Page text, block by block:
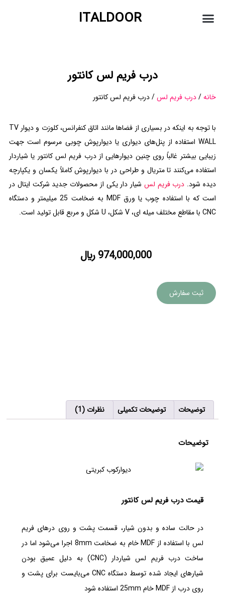
ITALDOOR
درب فریم لس کانتور
خانه/درب فریم لس/ درب فریم لس کانتور
با توجه به اینکه در بسیاری از فضاها مانند اتاق کنفرانس، کلوزت و دیوار TV
WALL استفاده از پنل‌های دیواری یا دیوارپوش چوبی مرسوم است جهت
زیبایی بیشتر غالباً روی چنین دیوارهایی از درب فریم لس کانتور یا شیاردار
استفاده می‌کنند تا متریال و طراحی در با دیوارپوش کاملاً یکسان و یکپارچه
دیده شود. درب فریم لس شیار دار یکی از محصولات جدید شرکت ایتال در
است که با استفاده چوب یا ورق MDF به ضخامت 25 میلیمتر و دستگاه
CNC با مقاطع مختلف میله ای، V شکل، U شکل و مربع قابل تولید است.
974,000,000 ﷼
ثبت سفارش
توضیحات توضیحات تکمیلی نظرات (1)
توضیحات
قیمت درب فریم لس کانتور
در حالت ساده و بدون شیار، قسمت پشت و روی درهای فریم
لس با استفاده از MDF خام به ضخامت 8mm اجرا می‌شود اما در
ساخت درب فریم لس شیاردار (CNC) به دلیل عمیق بودن
شیارهای ایجاد شده توسط دستگاه CNC می‌بایست برای پشت و
روی درب از MDF خام 25mm استفاده شود